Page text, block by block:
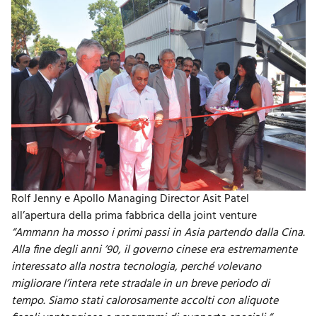
Rolf Jenny e Apollo Managing Director Asit Patel
all’apertura della prima fabbrica della joint venture
“Ammann ha mosso i primi passi in Asia partendo dalla Cina.
Alla fine degli anni ’90, il governo cinese era estremamente
interessato alla nostra tecnologia, perché volevano
migliorare l’intera rete stradale in un breve periodo di
tempo. Siamo stati calorosamente accolti con aliquote